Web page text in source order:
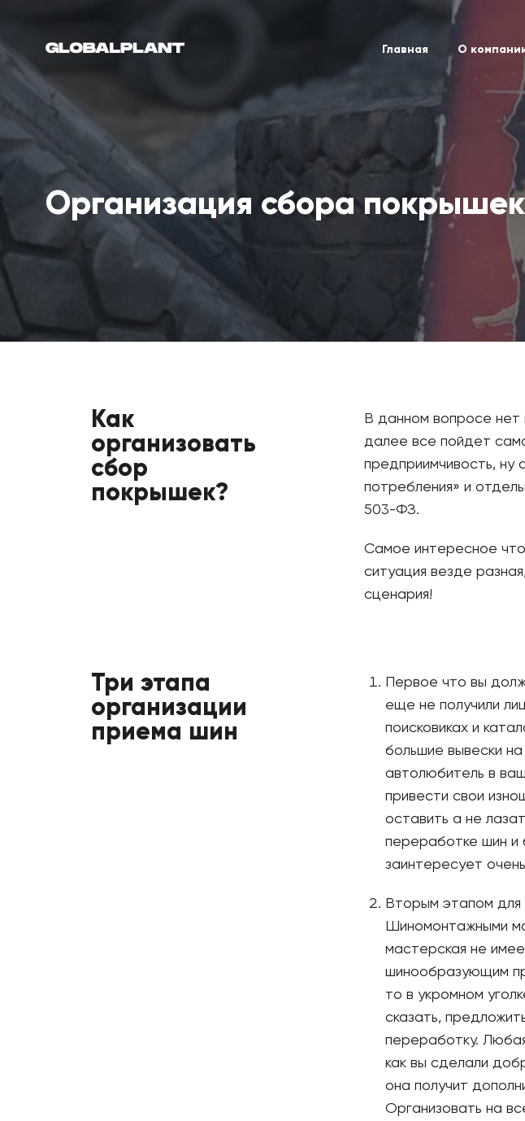
Главная О
Организация сбора покрышек
Как
организовать
сбор
покрышек?
В данном вопросе нет
далее все пойдет
предприимчивость,
потребления» и
503-ФЗ.
Самое интересное
ситуация везде
сценария!
Три этапа
организации
приема шин
Первое что вы
еще не получили
поисковиках и
большие вывески
автолюбитель в
привести свои
оставить а не
переработке шин и
заинтересует
Вторым этапом
Шиномонтажными
мастерская не
шинообразующим
то в укромном
сказать,
переработку.
как вы сделали
она получит
Организовать на